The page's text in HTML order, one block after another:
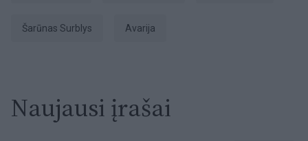
Šarūnas Surblys avarija
Naujausi įrašai